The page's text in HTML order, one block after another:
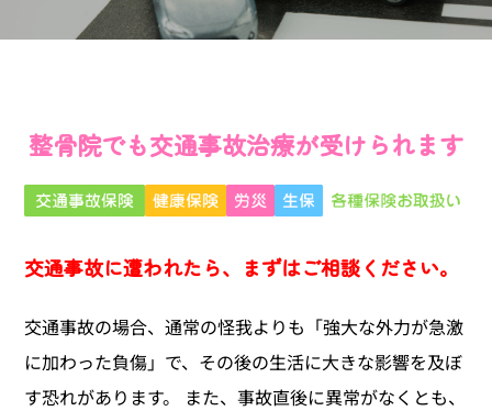
整骨院でも交通事故治療が受けられます
交通事故に遭われたら、まずはご相談ください。
交通事故の場合、通常の怪我よりも「強大な外力が急激
に加わった負傷」で、その後の生活に大きな影響を及ぼ
す恐れがあります。 また、事故直後に異常がなくとも、
初めての方へ